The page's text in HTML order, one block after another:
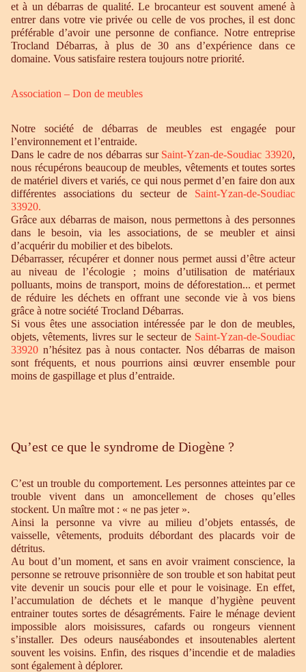
et à un débarras de qualité. Le brocanteur est souvent amené à
entrer dans votre vie privée ou celle de vos proches, il est donc
préférable d’avoir une personne de confiance. Notre entreprise
Trocland Débarras, à plus de 30 ans d’expérience dans ce
domaine. Vous satisfaire restera toujours notre priorité.
Association – Don de meubles
Notre société de débarras de meubles est engagée pour
l’environnement et l’entraide.
Dans le cadre de nos débarras sur Saint-Yzan-de-Soudiac 33920,
nous récupérons beaucoup de meubles, vêtements et toutes sortes
de matériel divers et variés, ce qui nous permet d’en faire don aux
différentes associations du secteur de Saint-Yzan-de-Soudiac
33920.
Grâce aux débarras de maison, nous permettons à des personnes
dans le besoin, via les associations, de se meubler et ainsi
d’acquérir du mobilier et des bibelots.
Débarrasser, récupérer et donner nous permet aussi d’être acteur
au niveau de l’écologie ; moins d’utilisation de matériaux
polluants, moins de transport, moins de déforestation... et permet
de réduire les déchets en offrant une seconde vie à vos biens
grâce à notre société Trocland Débarras.
Si vous êtes une association intéressée par le don de meubles,
objets, vêtements, livres sur le secteur de Saint-Yzan-de-Soudiac
33920 n’hésitez pas à nous contacter. Nos débarras de maison
sont fréquents, et nous pourrions ainsi œuvrer ensemble pour
moins de gaspillage et plus d’entraide.
Qu’est ce que le syndrome de Diogène ?
C’est un trouble du comportement. Les personnes atteintes par ce
trouble vivent dans un amoncellement de choses qu’elles
stockent. Un maître mot : « ne pas jeter ».
Ainsi la personne va vivre au milieu d’objets entassés, de
vaisselle, vêtements, produits débordant des placards voir de
détritus.
Au bout d’un moment, et sans en avoir vraiment conscience, la
personne se retrouve prisonnière de son trouble et son habitat peut
vite devenir un soucis pour elle et pour le voisinage. En effet,
l’accumulation de déchets et le manque d’hygiène peuvent
entrainer toutes sortes de désagréments. Faire le ménage devient
impossible alors moisissures, cafards ou rongeurs viennent
s’installer. Des odeurs nauséabondes et insoutenables alertent
souvent les voisins. Enfin, des risques d’incendie et de maladies
sont également à déplorer.